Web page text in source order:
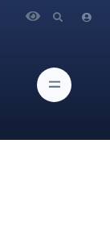
в ходе
министров